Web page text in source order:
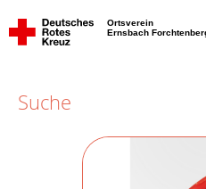
Ortsverein
Ernsbach
Suche